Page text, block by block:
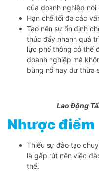
của doanh nghiệp nói
Hạn chế tối đa các
Tạo nên sự ổn định
thúc đẩy nhanh quá
lực phổ thông có thể
doanh nghiệp mà
bùng nổ hay dư thừa
Lao Động
Nhược điểm
Thiếu sự đào tạo
là gấp rút nên việc
thể.